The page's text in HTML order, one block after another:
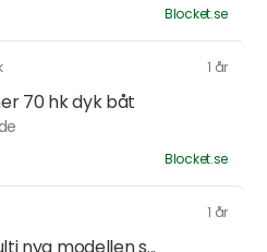
Blocket.se
1 år
70 hk dyk båt
Blocket.se
1 år